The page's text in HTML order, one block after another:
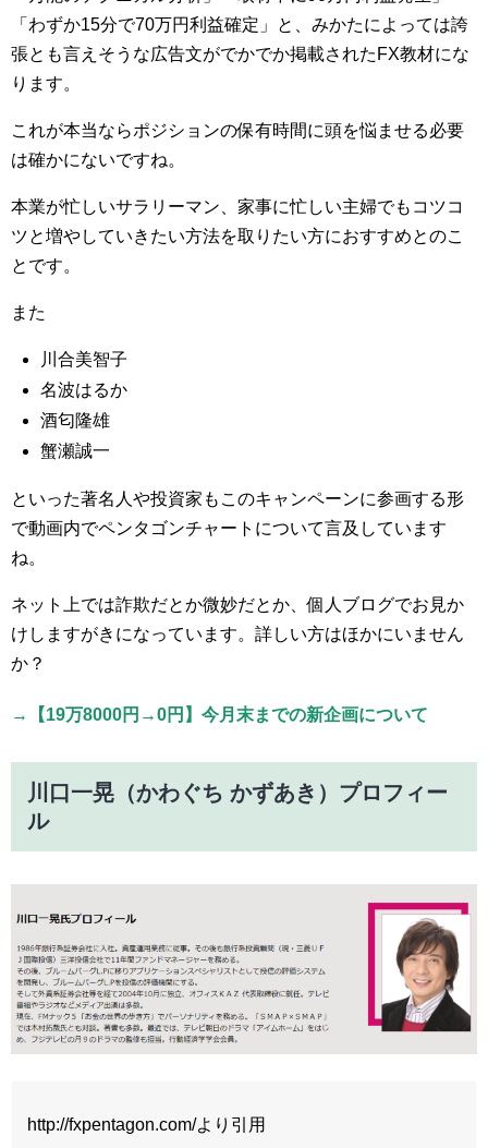
「わずか15分で70万円利益確定」と、みかたによっては誇
張とも言えそうな広告文がでかでか掲載されたFX教材にな
ります。
これが本当ならポジションの保有時間に頭を悩ませる必要
は確かにないですね。
本業が忙しいサラリーマン、家事に忙しい主婦でもコツコ
ツと増やしていきたい方法を取りたい方におすすめとのこ
とです。
また
川合美智子
名波はるか
酒匂隆雄
蟹瀬誠一
といった著名人や投資家もこのキャンペーンに参画する形
で動画内でペンタゴンチャートについて言及しています
ね。
ネット上では詐欺だとか微妙だとか、個人ブログでお見か
けしますがきになっています。詳しい方はほかにいません
か？
→【19万8000円→0円】今月末までの新企画について
川口一晃（かわぐち かずあき）プロフィー
ル
http://fxpentagon.com/より引用